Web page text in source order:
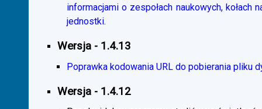
informacjami o zespołach naukowych,
jednostki.
Wersja - 1.4.13
Poprawka kodowania URL do pobierania pliku
Wersja - 1.4.12